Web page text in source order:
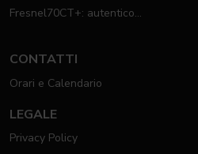
Fresnel70CT+: autentico
CONTATTI
Orari e Calendario
LEGALE
Privacy Policy